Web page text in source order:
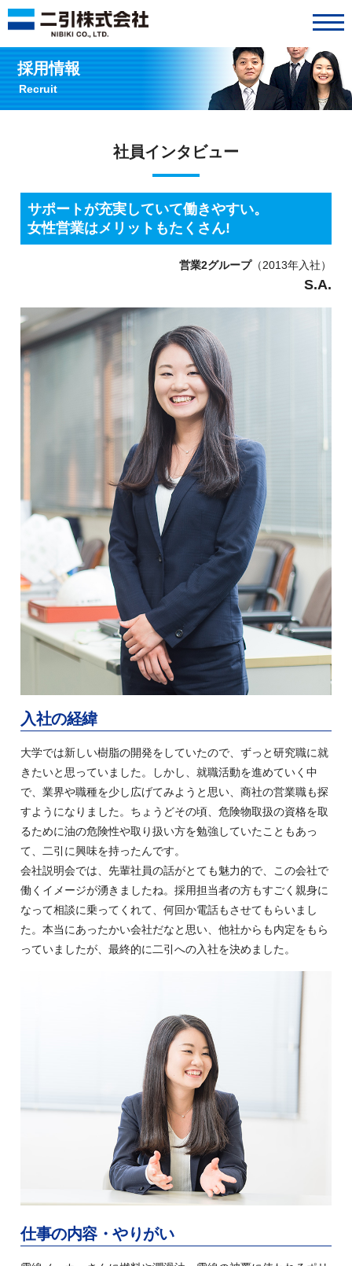
採用情報
Recruit
社員インタビュー
サポートが充実していて働きやすい。
女性営業はメリットもたくさん!
営業2グループ（2013年入社）
S.A.
入社の経緯
大学では新しい樹脂の開発をしていたので、ずっと研究職に就
きたいと思っていました。しかし、就職活動を進めていく中
で、業界や職種を少し広げてみようと思い、商社の営業職も探
すようになりました。ちょうどその頃、危険物取扱の資格を取
るために油の危険性や取り扱い方を勉強していたこともあっ
て、二引に興味を持ったんです。
会社説明会では、先輩社員の話がとても魅力的で、この会社で
働くイメージが湧きましたね。採用担当者の方もすごく親身に
なって相談に乗ってくれて、何回か電話もさせてもらいまし
た。本当にあったかい会社だなと思い、他社からも内定をもら
っていましたが、最終的に二引への入社を決めました。
仕事の内容・やりがい